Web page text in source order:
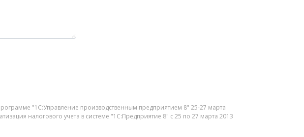
"1С:Управление производственным предприятием 8" 25-27 марта
налогового учета в системе "1С:Предприятие 8" с 25 по 27 марта 2013